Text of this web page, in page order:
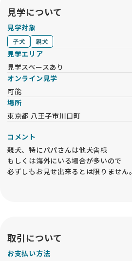
見学について
見学対象
子犬 親犬
見学エリア
見学スペースあり
オンライン見学
可能
場所
東京都 八王子市川口町
コメント
親犬、特にパパさんは他犬舎様
もしくは海外にいる場合が多いので
必ずしもお見せ出来るとは限りません。
取引について
お支払い方法